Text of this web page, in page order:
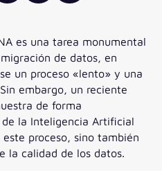
es una tarea monumental
de datos, en
un proceso «lento» y una
embargo, un reciente
de forma
la Inteligencia Artificial
proceso, sino también
la calidad de los datos.